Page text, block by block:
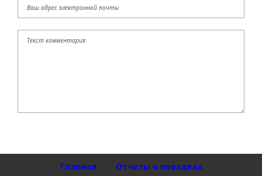
Главная Отчеты о поездках